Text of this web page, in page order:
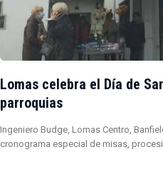
Lomas celebra el Día de
parroquias
Ingeniero Budge, Lomas Centro,
cronograma especial de misas,